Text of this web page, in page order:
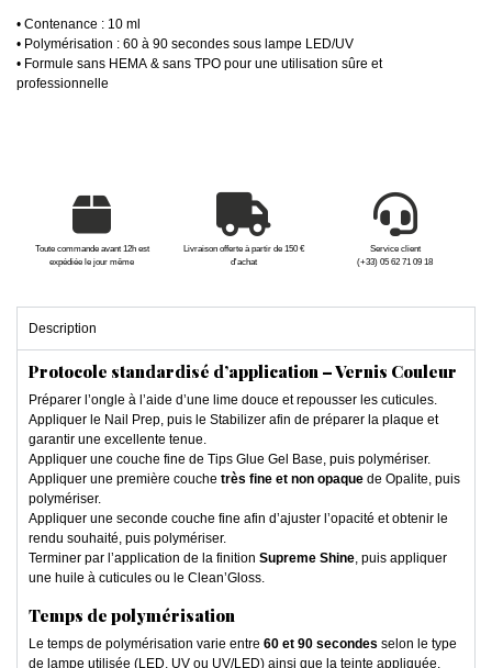
• Contenance : 10 ml
• Polymérisation : 60 à 90 secondes sous lampe LED/UV
• Formule sans HEMA & sans TPO pour une utilisation sûre et
professionnelle
Toute commande avant 12h est
expédiée le jour même
Livraison offerte à partir de 150 €
d'achat
Service client
(+33) 05 62 71 09 18
Description
Protocole standardisé d’application – Vernis Couleur
Préparer l’ongle à l’aide d’une lime douce et repousser les cuticules.
Appliquer le Nail Prep, puis le Stabilizer afin de préparer la plaque et
garantir une excellente tenue.
Appliquer une couche fine de Tips Glue Gel Base, puis polymériser.
Appliquer une première couche très fine et non opaque de Opalite, puis
polymériser.
Appliquer une seconde couche fine afin d’ajuster l’opacité et obtenir le
rendu souhaité, puis polymériser.
Terminer par l’application de la finition Supreme Shine, puis appliquer
une huile à cuticules ou le Clean’Gloss.
Temps de polymérisation
Le temps de polymérisation varie entre 60 et 90 secondes selon le type
de lampe utilisée (LED, UV ou UV/LED) ainsi que la teinte appliquée.